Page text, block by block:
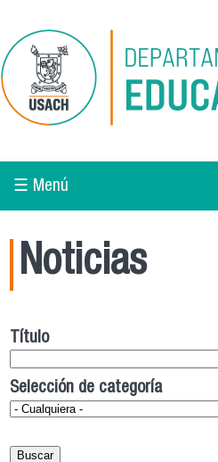
☰ Menú
Noticias
Título
Selección de categoría